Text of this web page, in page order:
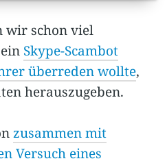
wir schon viel
Skype-Scambot
überreden wollte,
herauszugeben.
zusammen mit
Versuch eines